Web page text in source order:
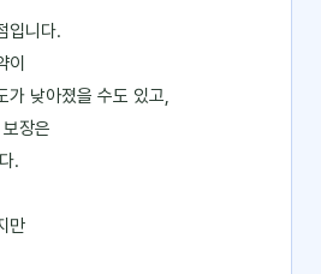
입니다.
이
가 낮아졌을 수도 있고,
장은
.
만